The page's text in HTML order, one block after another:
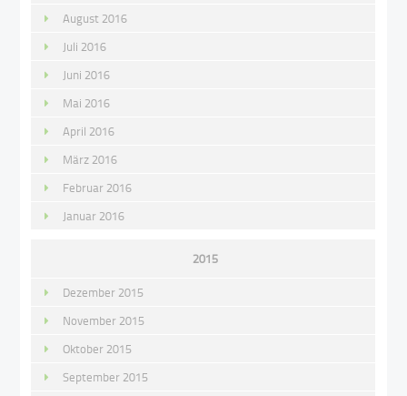
August 2016
Juli 2016
Juni 2016
Mai 2016
April 2016
März 2016
Februar 2016
Januar 2016
2015
Dezember 2015
November 2015
Oktober 2015
September 2015